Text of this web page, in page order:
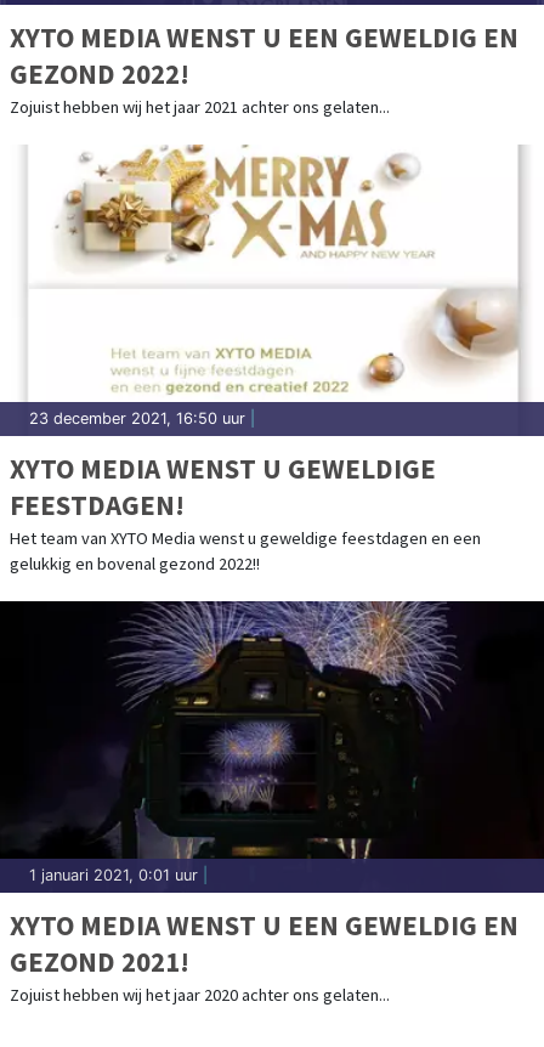
XYTO MEDIA WENST U EEN GEWELDIG EN
GEZOND 2022!
Zojuist hebben wij het jaar 2021 achter ons gelaten...
23 december 2021, 16:50 uur
XYTO MEDIA WENST U GEWELDIGE
FEESTDAGEN!
Het team van XYTO Media wenst u geweldige feestdagen en een
gelukkig en bovenal gezond 2022!!
1 januari 2021, 0:01 uur
XYTO MEDIA WENST U EEN GEWELDIG EN
GEZOND 2021!
Zojuist hebben wij het jaar 2020 achter ons gelaten...